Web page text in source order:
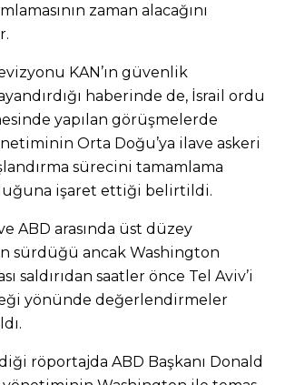
zaman alacağını
KAN’ın güvenlik
haberinde de, İsrail ordu
yapılan görüşmelerde
Orta Doğu’ya ilave askeri
sürecini tamamlama
işaret ettiği belirtildi.
ABD arasında üst düzey
sürdüğü ancak Washington
saldırıdan saatler önce Tel Aviv’i
yönünde değerlendirmeler
röportajda ABD Başkanı Donald